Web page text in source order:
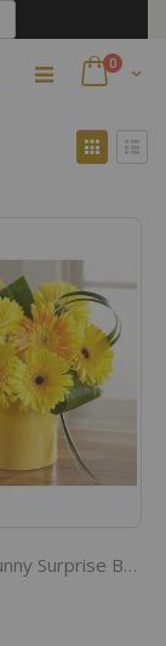
0articles
Rechercher
The FTD Sunny Surprise Bouquet